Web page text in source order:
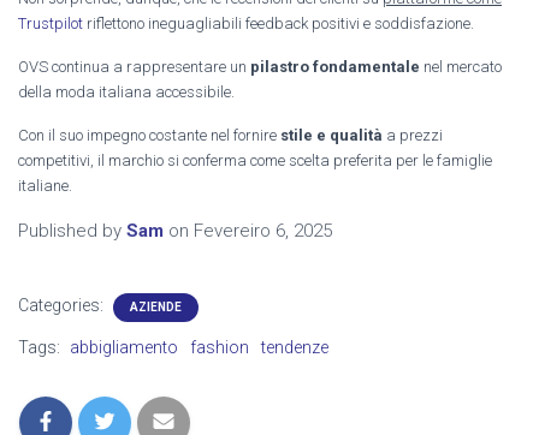
Trustpilot riflettono ineguagliabili feedback positivi e soddisfazione.
OVS continua a rappresentare un pilastro fondamentale nel mercato
della moda italiana accessibile.
Con il suo impegno costante nel fornire stile e qualità a prezzi
competitivi, il marchio si conferma come scelta preferita per le famiglie
italiane.
Published by Sam on Fevereiro 6, 2025
Categories: AZIENDE
Tags: abbigliamento fashion tendenze